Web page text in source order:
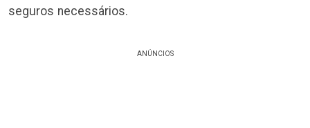
seguros necessários.
ANÚNCIOS